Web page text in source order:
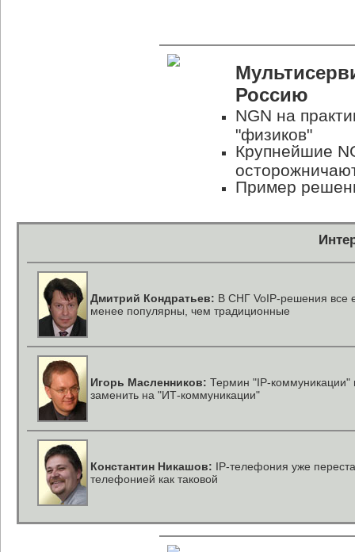
Россию
NGN на
"физиков"
Крупнейшие
Пример
Дмитрий Кондратьев: В СНГ VoIP-решения все
менее популярны, чем традиционные
Игорь Масленников: Термин "IP-коммуникации"
заменить на "ИТ-коммуникации"
Константин Никашов: IP-телефония уже
телефонией как таковой